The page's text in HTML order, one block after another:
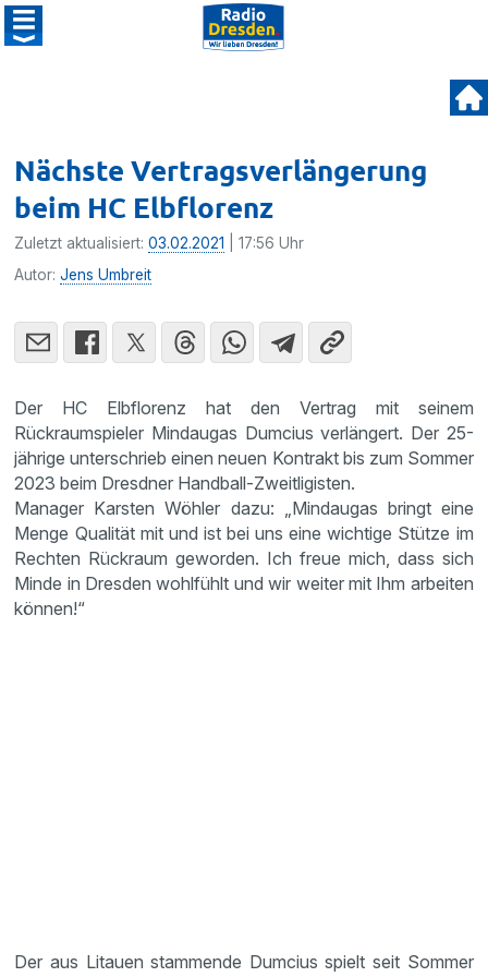
Nächste Vertragsverlängerung
beim HC Elbflorenz
Zuletzt aktualisiert:03.02.2021
| 17:56 Uhr
Autor:Jens Umbreit
Der HC Elbflorenz hat den Vertrag mit seinem
Rückraumspieler Mindaugas Dumcius verlängert. Der 25-
jährige unterschrieb einen neuen Kontrakt bis zum Sommer
2023 beim Dresdner Handball-Zweitligisten.
Manager Karsten Wöhler dazu: „Mindaugas bringt eine
Menge Qualität mit und ist bei uns eine wichtige Stütze im
Rechten Rückraum geworden. Ich freue mich, dass sich
Minde in Dresden wohlfühlt und wir weiter mit Ihm arbeiten
können!“
Der aus Litauen stammende Dumcius spielt seit Sommer